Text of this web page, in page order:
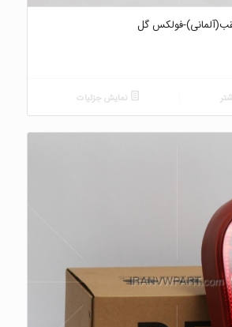
فولکس گل
نمایش جزئیات